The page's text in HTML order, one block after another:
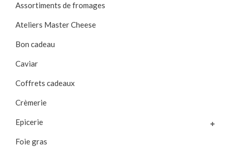
Assortiments de fromages
Ateliers Master Cheese
Bon cadeau
Caviar
Coffrets cadeaux
Crèmerie
Epicerie
Foie gras